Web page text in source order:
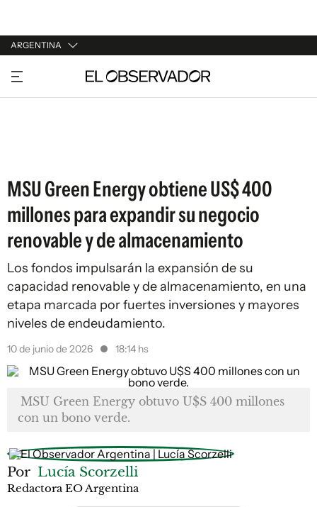
ARGENTINA
URUGUAY
ARGENTINA
MSU Green Energy obtiene US$ 400
millones para expandir su negocio
renovable y de almacenamiento
Los fondos impulsarán la expansión de su
capacidad renovable y de almacenamiento, en una
etapa marcada por fuertes inversiones y mayores
niveles de endeudamiento.
10 de junio de 2026 18:14 hs
MSU Green Energy obtuvo U$S 400 millones
con un bono verde.
Por Lucía Scorzelli
Redactora EO Argentina